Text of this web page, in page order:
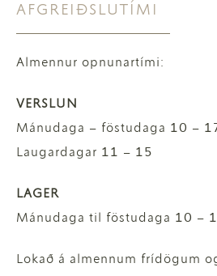
AFGREIÐSLUTÍMI
Almennur opnunartími:
VERSLUN
Mánudaga – föstudaga 10 –
Laugardagar 11 – 15
LAGER
Mánudaga til föstudaga 10 –
Lokað á almennum frídögum